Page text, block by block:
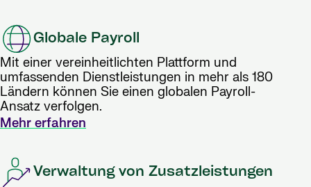
Globale Payroll
Mit einer vereinheitlichten Plattform und
umfassenden Dienstleistungen in mehr als 180
Ländern können Sie einen globalen Payroll-
Ansatz verfolgen.
Mehr erfahren
Verwaltung von Zusatzleistungen